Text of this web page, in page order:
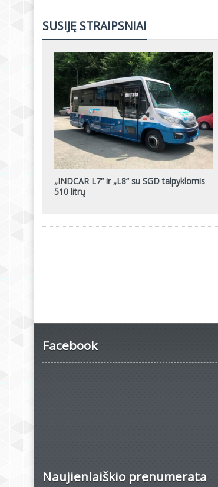
SUSIJĘ STRAIPSNIAI
„INDCAR L7“ ir „L8“ su SGD talpyklomis
510 litrų
Facebook
Naujienlaiškio prenumerata